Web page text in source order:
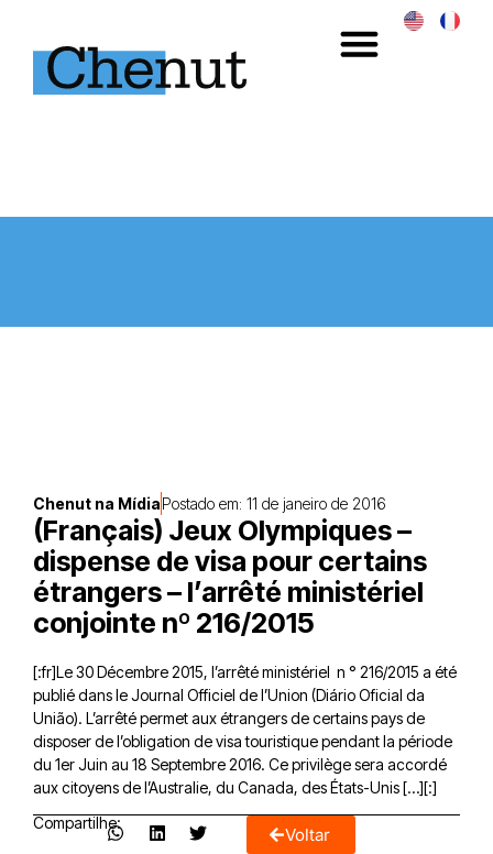
Chenut na MídiaPostado em: 11 de janeiro de 2016
(Français) Jeux Olympiques –
dispense de visa pour certains
étrangers – l’arrêté ministériel
conjointe nº 216/2015
[:fr]Le 30 Décembre 2015, l’arrêté ministériel n ° 216/2015 a été
publié dans le Journal Officiel de l’Union (Diário Oficial da
União). L’arrêté permet aux étrangers de certains pays de
disposer de l’obligation de visa touristique pendant la période
du 1er Juin au 18 Septembre 2016. Ce privilège sera accordé
aux citoyens de l’Australie, du Canada, des États-Unis […][:]
Compartilhe:
Voltar